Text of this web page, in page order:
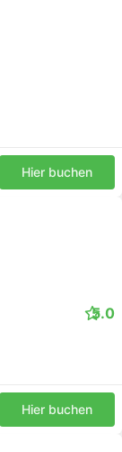
Hier buchen
5.0
Hier buchen